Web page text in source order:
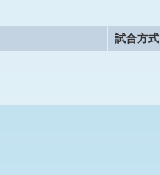
試合方式